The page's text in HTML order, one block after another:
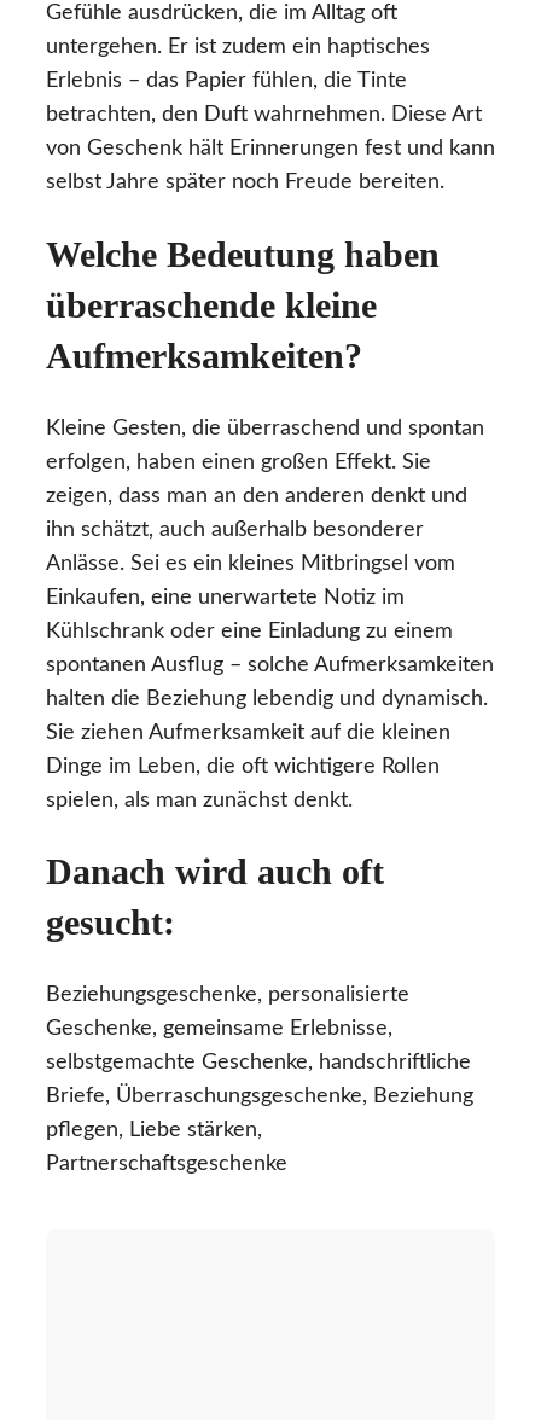
Gefühle ausdrücken, die im Alltag oft
untergehen. Er ist zudem ein haptisches
Erlebnis – das Papier fühlen, die Tinte
betrachten, den Duft wahrnehmen. Diese Art
von Geschenk hält Erinnerungen fest und kann
selbst Jahre später noch Freude bereiten.
Welche Bedeutung haben
überraschende kleine
Aufmerksamkeiten?
Kleine Gesten, die überraschend und spontan
erfolgen, haben einen großen Effekt. Sie
zeigen, dass man an den anderen denkt und
ihn schätzt, auch außerhalb besonderer
Anlässe. Sei es ein kleines Mitbringsel vom
Einkaufen, eine unerwartete Notiz im
Kühlschrank oder eine Einladung zu einem
spontanen Ausflug – solche Aufmerksamkeiten
halten die Beziehung lebendig und dynamisch.
Sie ziehen Aufmerksamkeit auf die kleinen
Dinge im Leben, die oft wichtigere Rollen
spielen, als man zunächst denkt.
Danach wird auch oft
gesucht:
Beziehungsgeschenke, personalisierte
Geschenke, gemeinsame Erlebnisse,
selbstgemachte Geschenke, handschriftliche
Briefe, Überraschungsgeschenke, Beziehung
pflegen, Liebe stärken,
Partnerschaftsgeschenke